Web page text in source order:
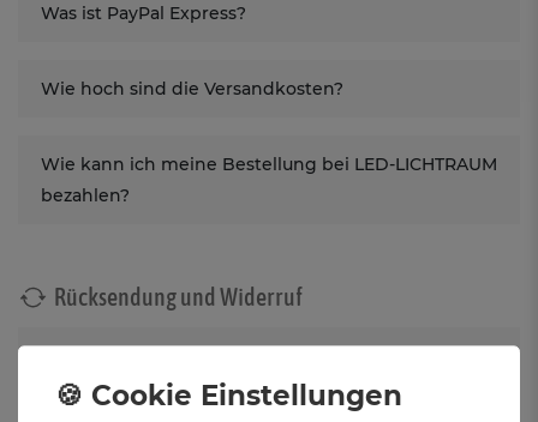
Was ist PayPal Express?
Wie hoch sind die Versandkosten?
Wie kann ich meine Bestellung bei LED-LICHTRAUM
bezahlen?
Rücksendung und Widerruf